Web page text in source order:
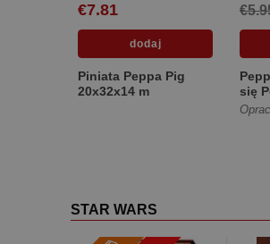
€7.81
Piniata Peppa Pig
20x32x14 m
się
STAR WARS